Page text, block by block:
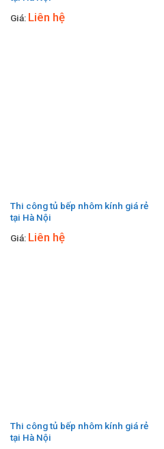
Giá: Liên hệ
Thi công tủ bếp nhôm kính giá rẻ
tại Hà Nội
Giá: Liên hệ
Thi công tủ bếp nhôm kính giá rẻ
tại Hà Nội